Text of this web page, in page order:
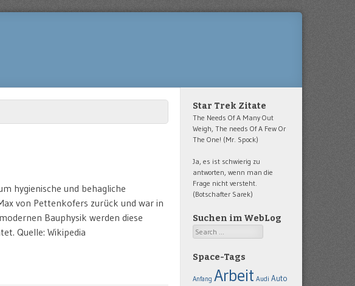
hygienische und behagliche
von Pettenkofers zurück und war in
Bauphysik werden diese
Quelle: Wikipedia
Star Trek Zitate
The Needs Of A Many Out
Weigh, The needs Of A Few Or
The One! (Mr. Spock)
Ja, es ist schwierig zu
antworten, wenn man die
Frage nicht versteht.
(Botschafter Sarek)
Suchen im WebLog
Search
Space-Tags
Anfang Arbeit Audi Auto